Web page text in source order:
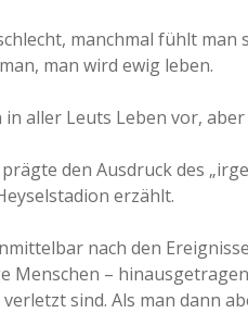
manchmal fühlt
man wird ewig leben.
in aller Leuts Leben vor,
den Ausdruck des
erzählt.
nach den
Menschen –
sind. Als man dann